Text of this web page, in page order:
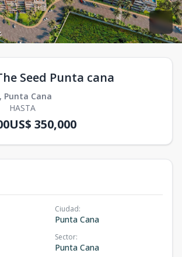
Seed Punta cana
, Punta Cana
HASTA
US$ 350,000
Ciudad:
Punta Cana
Sector:
Punta Cana